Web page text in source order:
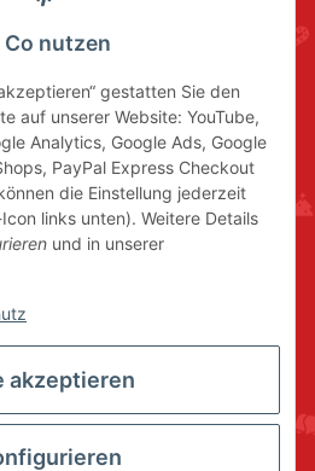
nutzen
gestatten Sie den
auf unserer Website: YouTube,
Analytics, Google Ads, Google
PayPal Express Checkout
die Einstellung jederzeit
links unten). Weitere Details
und in unserer
akzeptieren